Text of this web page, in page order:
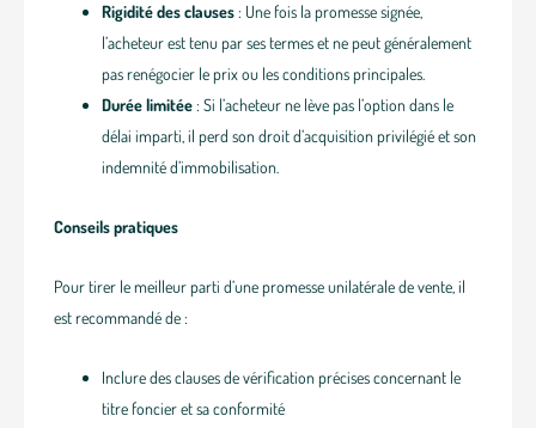
Rigidité des clauses: Une fois la promesse signée,
l’acheteur est tenu par ses termes et ne peut généralement
pas renégocier le prix ou les conditions principales.
Durée limitée: Si l’acheteur ne lève pas l’option dans le
délai imparti, il perd son droit d’acquisition privilégié et son
indemnité d’immobilisation.
Conseils pratiques
Pour tirer le meilleur parti d’une promesse unilatérale de vente, il
est recommandé de :
Inclure des clauses de vérification précises concernant le
titre foncier et sa conformité